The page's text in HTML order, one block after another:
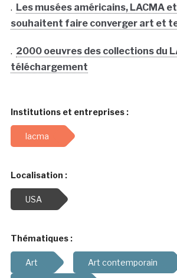
. Les musées américains, LACMA
souhaitent faire converger art et
. 2000 oeuvres des collections du
téléchargement
Institutions et entreprises :
lacma
Localisation :
USA
Thématiques :
Art Art contemporain